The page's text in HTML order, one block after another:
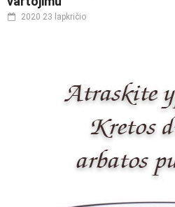
2020 23 lapkričio